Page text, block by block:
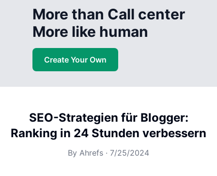
More than Call center
More like human
Create Your Own
SEO-Strategien für Blogger:
Ranking in 24 Stunden verbessern
By Ahrefs · 7/25/2024